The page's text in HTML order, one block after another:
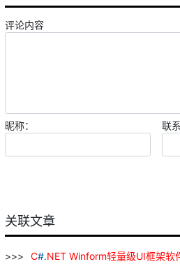
评论内容
昵称： 联
关联文章
C#.NET Winform轻量级UI框架软